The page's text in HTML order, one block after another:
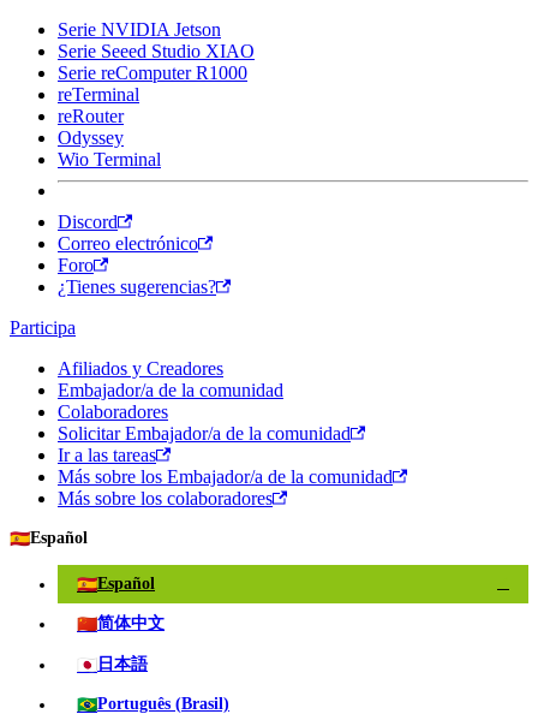
Serie NVIDIA Jetson
Serie Seeed Studio XIAO
Serie reComputer R1000
reTerminal
reRouter
Odyssey
Wio Terminal
Discord
Correo electrónico
Foro
¿Tienes sugerencias?
Participa
Afiliados y Creadores
Embajador/a de la comunidad
Colaboradores
Solicitar Embajador/a de la comunidad
Ir a las tareas
Más sobre los Embajador/a de la comunidad
Más sobre los colaboradores
🇪🇸Español
🇪🇸Español
🇨🇳简体中文
🇯🇵 日本語
🇧🇷Português (Brasil)